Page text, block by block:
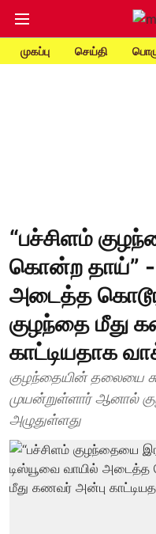
முகப்பு செய்தி
“பச்சிளம்
கொன்ற தாய்” -
அடைத்த
குழந்தை மீது
காட்டியதாக
குழந்தையின் தலையை
முயன்றுள்ளார் ஆனால்
அழுதுள்ளது